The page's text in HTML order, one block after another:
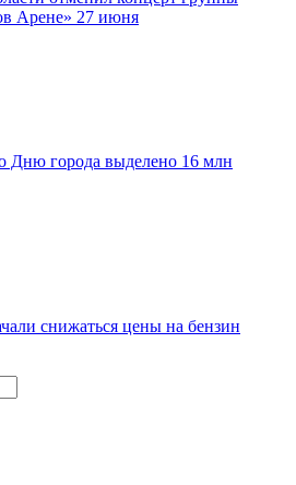
Арене» 27 июня
Дню города выделено 16 млн
снижаться цены на бензин